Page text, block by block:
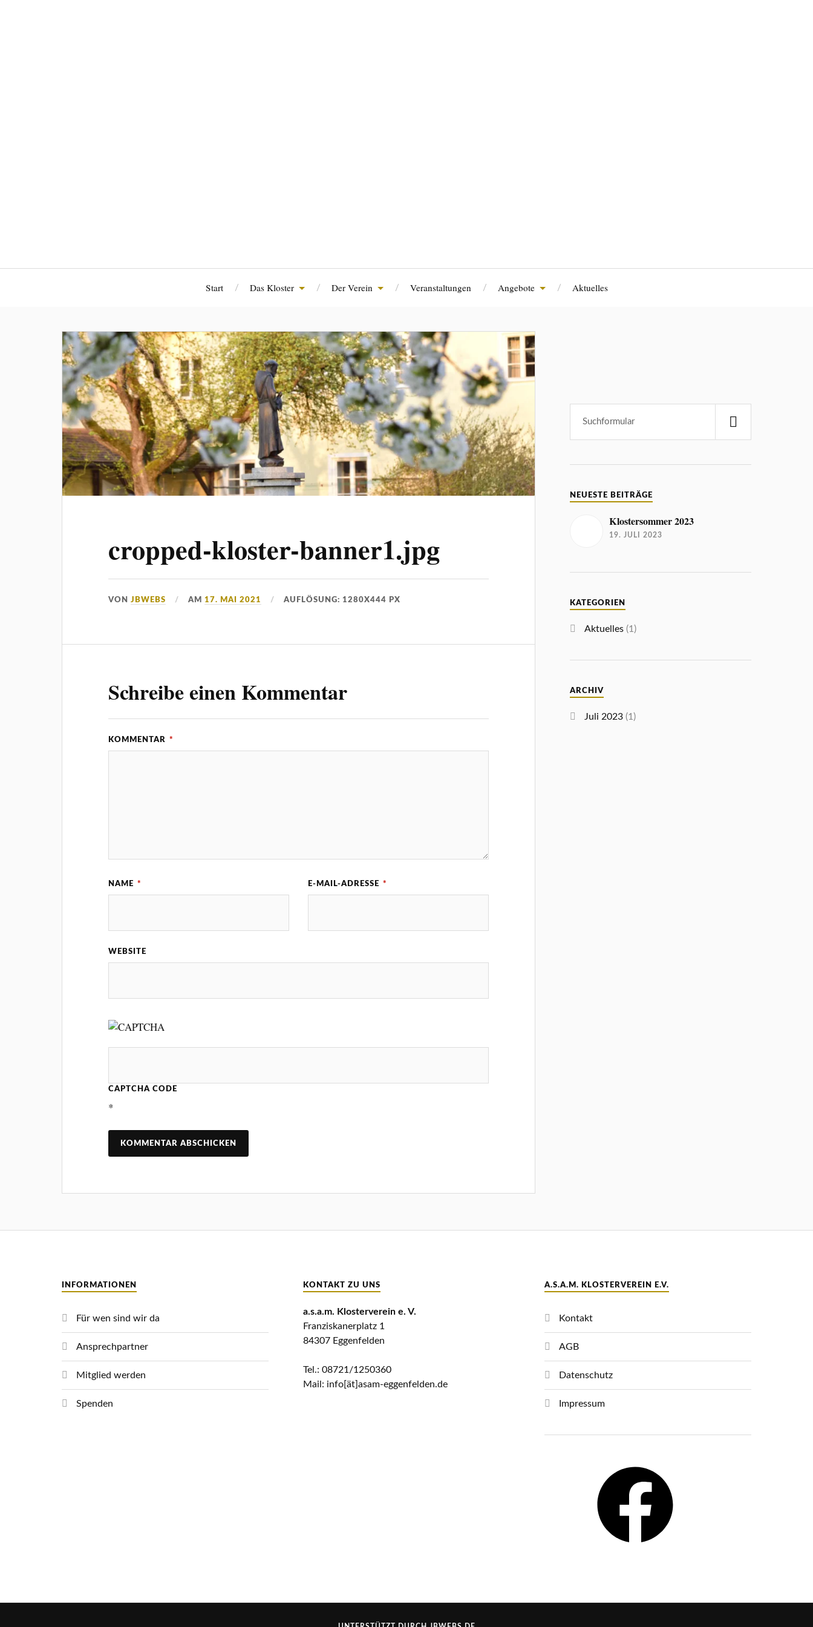
Start Das Kloster Der Verein Veranstaltungen Angebote Aktuelles
cropped-kloster-banner1.jpg
VONJBWEBS AM17. MAI 2021 AUFLÖSUNG: 1280X444 PX
Schreibe einen Kommentar
KOMMENTAR *
NAME * E-MAIL-ADRESSE *
WEBSITE
CAPTCHA CODE
*
NEUESTE BEITRÄGE
Klostersommer 2023
19. JULI 2023
KATEGORIEN
Aktuelles (1)
ARCHIV
Juli 2023 (1)
INFORMATIONEN
Für wen sind wir da
Ansprechpartner
Mitglied werden
Spenden
KONTAKT ZU UNS
a.s.a.m. Klosterverein e. V.
Franziskanerplatz 1
84307 Eggenfelden
Tel.: 08721/1250360
Mail: info[ät]asam-eggenfelden.de
A.S.A.M. KLOSTERVEREIN E.V.
Kontakt
AGB
Datenschutz
Impressum